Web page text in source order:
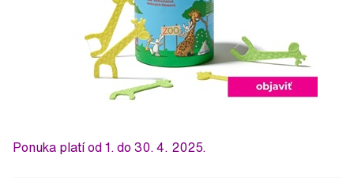
Ponuka platí od 1. do 30. 4. 2025.